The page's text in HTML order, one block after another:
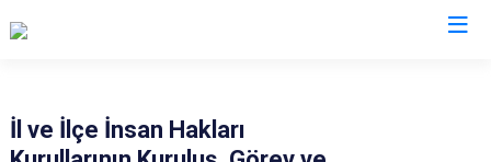
İl ve İlçe İnsan Hakları